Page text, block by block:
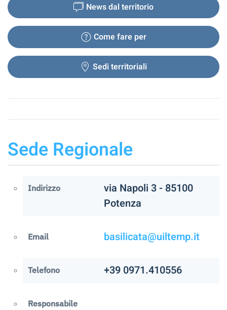
News dal territorio
Come fare per
Sedi territoriali
Sede Regionale
Indirizzo
via Napoli 3 - 85100
Potenza
Email basilicata@uiltemp.it
Telefono +39 0971.410556
Responsabile